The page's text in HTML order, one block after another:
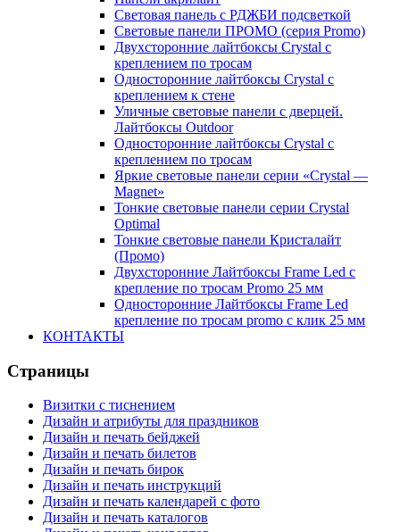
Световая панель с РДЖБИ подсветкой
Световые панели ПРОМО (серия Promo)
Двухсторонние лайтбоксы Crystal с
креплением по тросам
Односторонние лайтбоксы Crystal с
креплением к стене
Уличные световые панели с дверцей.
Лайтбоксы Outdoor
Односторонние лайтбоксы Crystal с
креплением по тросам
Яркие световые панели серии «Crystal —
Magnet»
Тонкие световые панели серии Crystal
Optimal
Тонкие световые панели Кристалайт
(Промо)
Двухсторонние Лайтбоксы Frame Led с
крепление по тросам Promo 25 мм
Односторонние Лайтбоксы Frame Led
крепление по тросам promo с клик 25 мм
КОНТАКТЫ
Страницы
Визитки с тиснением
Дизайн и атрибуты для праздников
Дизайн и печать бейджей
Дизайн и печать билетов
Дизайн и печать бирок
Дизайн и печать инструкций
Дизайн и печать календарей с фото
Дизайн и печать каталогов